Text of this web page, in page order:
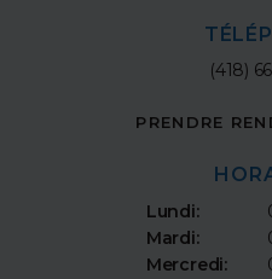
(418)
PRENDRE
Lundi:
Mardi:
Mercredi: